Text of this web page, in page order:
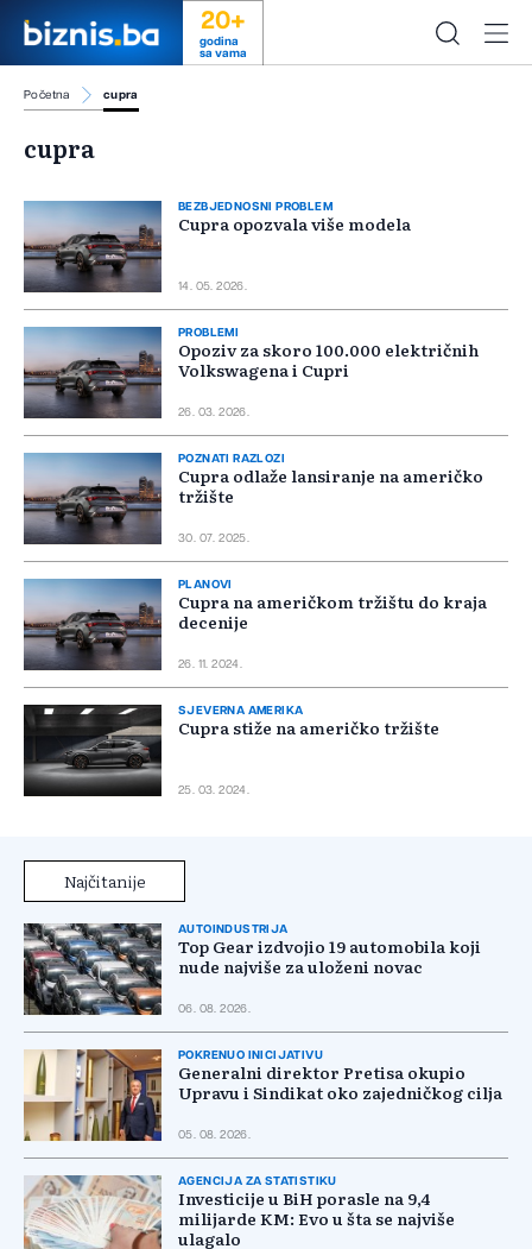
20+
godina
sa vama
Početna cupra
cupra
BEZBJEDNOSNI PROBLEM
Cupra opozvala više modela
14. 05. 2026.
PROBLEMI
Opoziv za skoro 100.000 električnih
Volkswagena i Cupri
26. 03. 2026.
POZNATI RAZLOZI
Cupra odlaže lansiranje na američko
tržište
30. 07. 2025.
PLANOVI
Cupra na američkom tržištu do kraja
decenije
26. 11. 2024.
SJEVERNA AMERIKA
Cupra stiže na američko tržište
25. 03. 2024.
Najčitanije
AUTOINDUSTRIJA
Top Gear izdvojio 19 automobila koji
nude najviše za uloženi novac
06. 08. 2026.
POKRENUO INICIJATIVU
Generalni direktor Pretisa okupio
Upravu i Sindikat oko zajedničkog cilja
05. 08. 2026.
AGENCIJA ZA STATISTIKU
Investicije u BiH porasle na 9,4
milijarde KM: Evo u šta se najviše
ulagalo